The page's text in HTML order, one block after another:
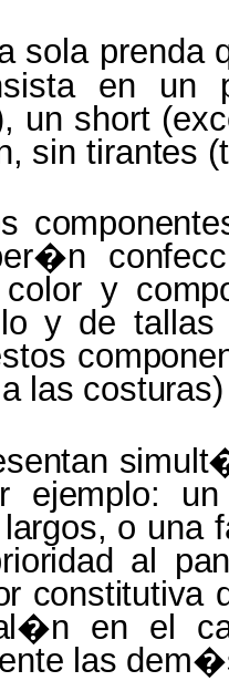
sola prenda
en un
un short
sintirantes
color y
y de
a las costuras)
ejemplo:
o una
al
constitutiva
en el
las